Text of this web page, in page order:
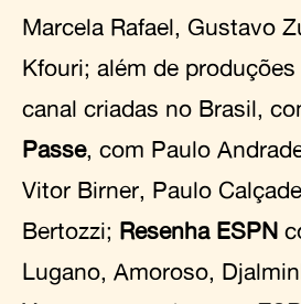
Marcela Rafael, Gustavo
Kfouri; além de
canal criadas no Brasil,
Passe, com Paulo
Vitor Birner, Paulo
Bertozzi; Resenha ESPN
Lugano, Amoroso,